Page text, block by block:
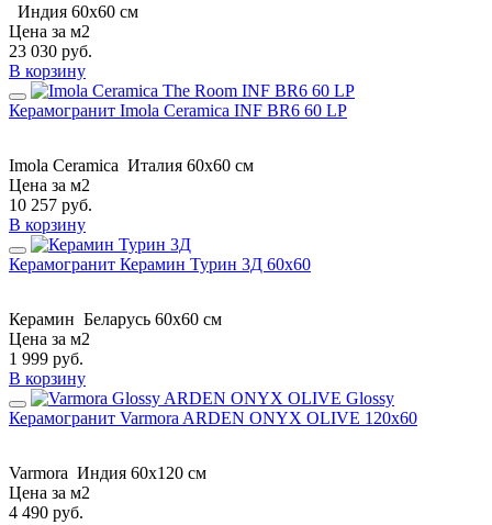
Индия 60x60 см
Цена за м2
23 030 руб.
В корзину
Керамогранит Imola Ceramica INF BR6 60 LP
Imola Ceramica Италия 60x60 см
Цена за м2
10 257 руб.
В корзину
Керамогранит Керамин Турин 3Д 60x60
Керамин Беларусь 60x60 см
Цена за м2
1 999 руб.
В корзину
Керамогранит Varmora ARDEN ONYX OLIVE 120x60
Varmora Индия 60x120 см
Цена за м2
4 490 руб.